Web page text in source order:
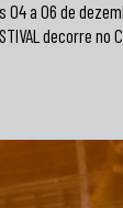
04 a 06 de
decorre